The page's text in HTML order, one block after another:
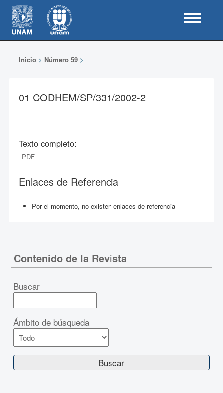
Inicio> Número 59>
01 CODHEM/SP/331/2002-2
Texto completo:
PDF
Enlaces de Referencia
Por el momento, no existen enlaces de referencia
Contenido de la Revista
Buscar
Ámbito de búsqueda